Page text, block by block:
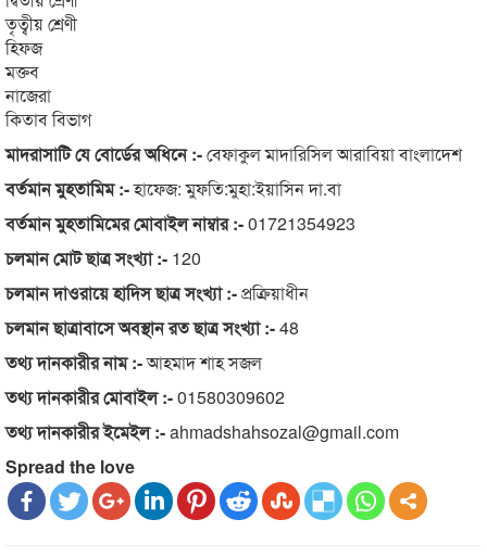
তৃত্বীয় শ্রেণী
হিফজ
মক্তব
নাজেরা
কিতাব বিভাগ
মাদরাসাটি যে বোর্ডের অধিনে :-বেফাকুল মাদারিসিল আরাবিয়া বাংলাদেশ
বর্তমান মুহতামিম :-হাফেজ: মুফতি:মুহা:ইয়াসিন দা.বা
বর্তমান মুহতামিমের মোবাইল নাম্বার :-01721354923
চলমান মোট ছাত্র সংখ্যা :- 120
চলমান দাওরায়ে হাদিস ছাত্র সংখ্যা :-প্রক্রিয়াধীন
চলমান ছাত্রাবাসে অবস্থান রত ছাত্র সংখ্যা :-48
তথ্য দানকারীর নাম :-আহমাদ শাহ সজল
তথ্য দানকারীর মোবাইল :-01580309602
তথ্য দানকারীর ইমেইল :-ahmadshahsozal@gmail.com
Spread the love